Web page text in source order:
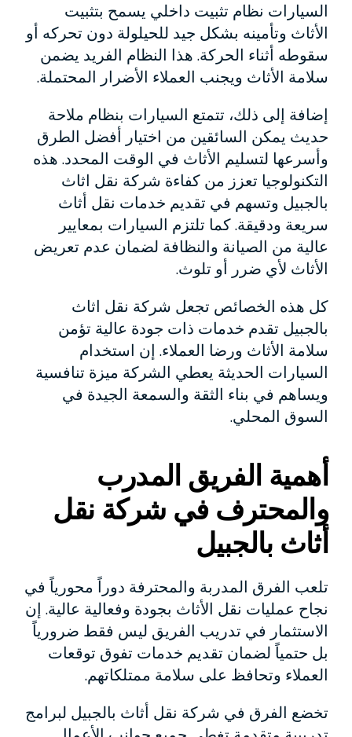
السيارات نظام تثبيت داخلي يسمح بتثبيت
الأثاث وتأمينه بشكل جيد للحيلولة دون تحركه أو
سقوطه أثناء الحركة. هذا النظام الفريد يضمن
سلامة الأثاث ويجنب العملاء الأضرار المحتملة.
إضافة إلى ذلك، تتمتع السيارات بنظام ملاحة
حديث يمكن السائقين من اختيار أفضل الطرق
وأسرعها لتسليم الأثاث في الوقت المحدد. هذه
التكنولوجيا تعزز من كفاءة شركة نقل اثاث
بالجبيل وتسهم في تقديم خدمات نقل أثاث
سريعة ودقيقة. كما تلتزم السيارات بمعايير
عالية من الصيانة والنظافة لضمان عدم تعريض
الأثاث لأي ضرر أو تلوث.
كل هذه الخصائص تجعل شركة نقل اثاث
بالجبيل تقدم خدمات ذات جودة عالية تؤمن
سلامة الأثاث ورضا العملاء. إن استخدام
السيارات الحديثة يعطي الشركة ميزة تنافسية
ويساهم في بناء الثقة والسمعة الجيدة في
السوق المحلي.
أهمية الفريق المدرب
والمحترف في شركة نقل
أثاث بالجبيل
تلعب الفرق المدربة والمحترفة دوراً محورياً في
نجاح عمليات نقل الأثاث بجودة وفعالية عالية. إن
الاستثمار في تدريب الفريق ليس فقط ضرورياً
بل حتمياً لضمان تقديم خدمات تفوق توقعات
العملاء وتحافظ على سلامة ممتلكاتهم.
تخضع الفرق في شركة نقل أثاث بالجبيل لبرامج